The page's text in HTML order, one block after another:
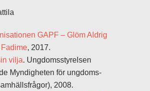
GAPF – Glöm Aldrig
, 2017.
vilja. Ungdomsstyrelsen
Myndigheten för ungdoms-
2008.